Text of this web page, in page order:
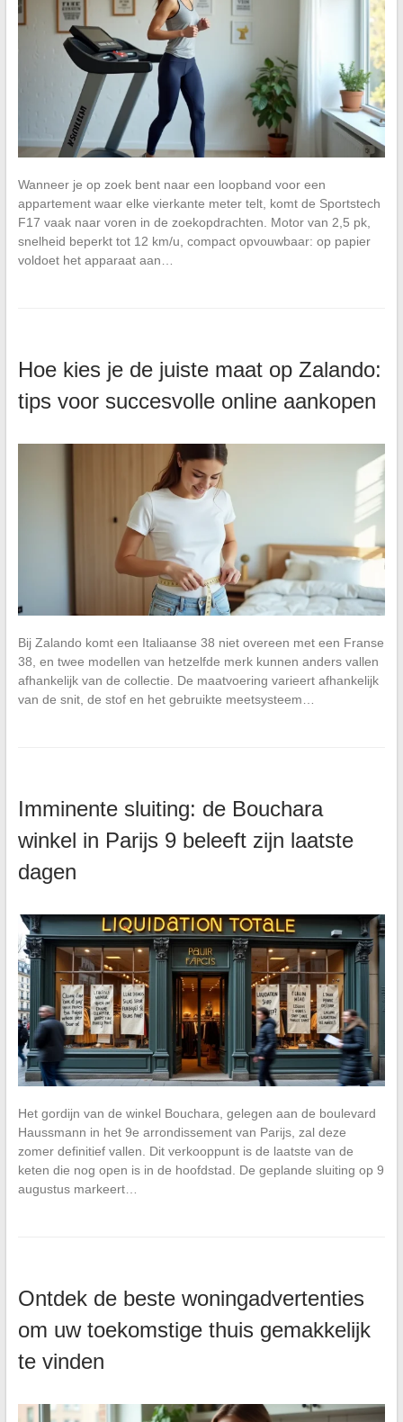
Wanneer je op zoek bent naar een loopband voor een
appartement waar elke vierkante meter telt, komt de Sportstech
F17 vaak naar voren in de zoekopdrachten. Motor van 2,5 pk,
snelheid beperkt tot 12 km/u, compact opvouwbaar: op papier
voldoet het apparaat aan…
Hoe kies je de juiste maat op Zalando:
tips voor succesvolle online aankopen
Bij Zalando komt een Italiaanse 38 niet overeen met een Franse
38, en twee modellen van hetzelfde merk kunnen anders vallen
afhankelijk van de collectie. De maatvoering varieert afhankelijk
van de snit, de stof en het gebruikte meetsysteem…
Imminente sluiting: de Bouchara
winkel in Parijs 9 beleeft zijn laatste
dagen
Het gordijn van de winkel Bouchara, gelegen aan de boulevard
Haussmann in het 9e arrondissement van Parijs, zal deze
zomer definitief vallen. Dit verkooppunt is de laatste van de
keten die nog open is in de hoofdstad. De geplande sluiting op 9
augustus markeert…
Ontdek de beste woningadvertenties
om uw toekomstige thuis gemakkelijk
te vinden